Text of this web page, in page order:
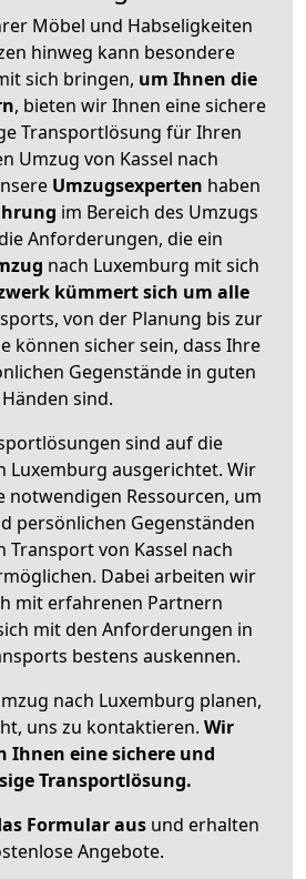
Möbel und Habseligkeiten
hinweg kann besondere
sich bringen, um Ihnen die
, bieten wir Ihnen eine sichere
Transportlösung für Ihren
Umzug von Kassel nach
Umzugsexperten haben
im Bereich des Umzugs
Anforderungen, die ein
nach Luxemburg mit sich
kümmert sich um alle
von der Planung bis zur
können sicher sein, dass Ihre
Gegenstände in guten
Händen sind.
sind auf die
Luxemburg ausgerichtet. Wir
notwendigen Ressourcen, um
persönlichen Gegenständen
Transport von Kassel nach
Dabei arbeiten wir
mit erfahrenen Partnern
mit den Anforderungen in
bestens auskennen.
nach Luxemburg planen,
uns zu kontaktieren. Wir
Ihnen eine sichere und
Transportlösung.
Formular ausund erhalten
Angebote.